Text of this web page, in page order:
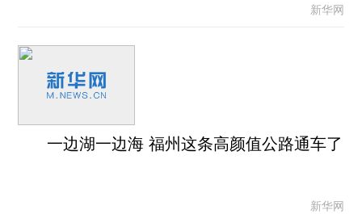
新华网
一边湖一边海 福州这条高颜值公路通车了
新华网